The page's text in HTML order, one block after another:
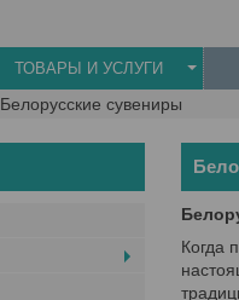
ТОВАРЫ И УСЛУГИ
Белорусские сувениры
Когда